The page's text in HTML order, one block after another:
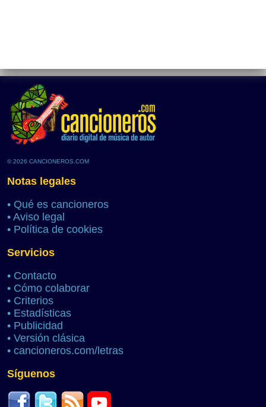
© 2026 CANCIONEROS.COM
Notas legales
• Qué es cancioneros
• Aviso legal
• Política de cookies
Servicios
• Contacto
• Cómo colaborar
• Criterios
• Estadísticas
• Publicidad
• Versión clásica
• cancioneros.com/letras
Síguenos